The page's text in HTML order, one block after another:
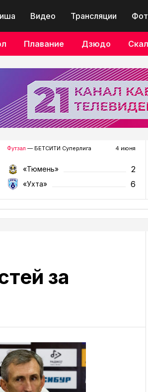
Видео Трансляции
Плавание Дзюдо
Футзал — БЕТСИТИ Суперлига 4 июня
«Тюмень» 2
«Ухта» 6
за